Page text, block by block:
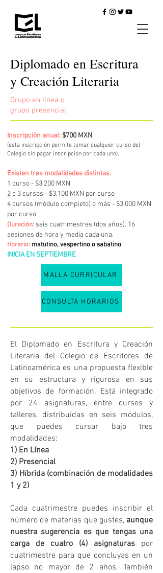
Diplomado en Escritura
y Creación Literaria
Grupo en línea o
grupo presencial
Inscripción anual: $700 MXN
(esta inscripción permite tomar cualquier curso del
Colegio sin pagar inscripción por cada uno).
Existen tres modalidades distintas.
1 curso - $3,200 MXN
2 a 3 cursos - $3,100 MXN por curso
4 cursos (módulo completo) o más - $3,000 MXN
por curso
Duración: seis cuatrimestres (dos años). 16
sesiones de hora y media cada una.
Horario: matutino, vespertino o sabatino
INICIA EN SEPTIEMBRE
MALLA CURRICULAR
CONSULTA HORARIOS
El Diplomado en Escritura y Creación
Literaria del Colegio de Escritores de
Latinoamérica es una propuesta flexible
en su estructura y rigurosa en sus
objetivos de formación. Está integrado
por 24 asignaturas, entre cursos y
talleres, distribuidas en seis módulos,
que puedes cursar bajo tres
modalidades:
1) En Línea
2) Presencial
3) Híbrida (combinación de modalidades
1 y 2)
Cada cuatrimestre puedes inscribir el
número de materias que gustes, aunque
nuestra sugerencia es que tengas una
carga de cuatro (4) asignaturas por
cuatrimestre para que concluyas en un
lapso no mayor de 2 años. También